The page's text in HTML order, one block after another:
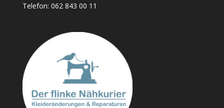
Telefon: 062 843 00 11